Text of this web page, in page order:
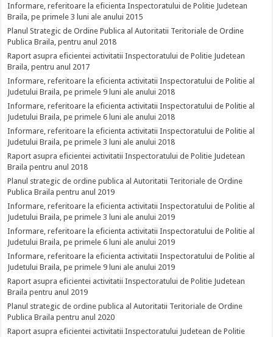
Informare, referitoare la eficienta Inspectoratului de Politie Judetean
Braila, pe primele 3 luni ale anului 2015
Planul Strategic de Ordine Publica al Autoritatii Teritoriale de Ordine
Publica Braila, pentru anul 2018
Raport asupra eficientei activitatii Inspectoratului de Politie Judetean
Braila, pentru anul 2017
Informare, referitoare la eficienta activitatii Inspectoratului de Politie al
Judetului Braila, pe primele 9 luni ale anului 2018
Informare, referitoare la eficienta activitatii Inspectoratului de Politie al
Judetului Braila, pe primele 6 luni ale anului 2018
Informare, referitoare la eficienta activitatii Inspectoratului de Politie al
Judetului Braila, pe primele 3 luni ale anului 2018
Raport asupra eficientei activitatii Inspectoratului de Politie Judetean
Braila pentru anul 2018
Planul strategic de ordine publica al Autoritatii Teritoriale de Ordine
Publica Braila pentru anul 2019
Informare, referitoare la eficienta activitatii Inspectoratului de Politie al
Judetului Braila, pe primele 3 luni ale anului 2019
Informare, referitoare la eficienta activitatii Inspectoratului de Politie al
Judetului Braila, pe primele 6 luni ale anului 2019
Informare, referitoare la eficienta activitatii Inspectoratului de Politie al
Judetului Braila, pe primele 9 luni ale anului 2019
Raport asupra eficientei activitatii Inspectoratului de Politie Judetean
Braila pentru anul 2019
Planul strategic de ordine publica al Autoritatii Teritoriale de Ordine
Publica Braila pentru anul 2020
Raport asupra eficientei activitatii Inspectoratului Judetean de Politie